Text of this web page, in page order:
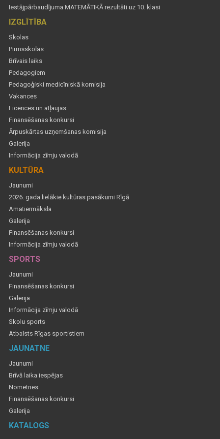
Iestājpārbaudījuma MATEMĀTIKĀ rezultāti uz 10. klasi
IZGLĪTĪBA
Skolas
Pirmsskolas
Brīvais laiks
Pedagogiem
Pedagoģiski medicīniskā komisija
Vakances
Licences un atļaujas
Finansēšanas konkursi
Ārpuskārtas uzņemšanas komisija
Galerija
Informācija zīmju valodā
KULTŪRA
Jaunumi
2026. gada lielākie kultūras pasākumi Rīgā
Amatiermāksla
Galerija
Finansēšanas konkursi
Informācija zīmju valodā
SPORTS
Jaunumi
Finansēšanas konkursi
Galerija
Informācija zīmju valodā
Skolu sports
Atbalsts Rīgas sportistiem
JAUNATNE
Jaunumi
Brīvā laika iespējas
Nometnes
Finansēšanas konkursi
Galerija
KATALOGS